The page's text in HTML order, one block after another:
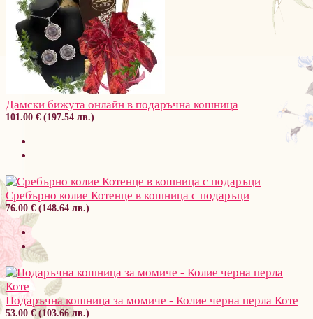
Дамски бижута онлайн в подаръчна кошница
101.00 € (197.54 лв.)
Сребърно колие Котенце в кошница с подаръци
76.00 € (148.64 лв.)
Подаръчна кошница за момиче - Колие черна перла Коте
53.00 € (103.66 лв.)